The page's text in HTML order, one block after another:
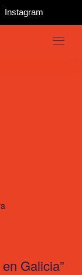
Instagram
Galicia”